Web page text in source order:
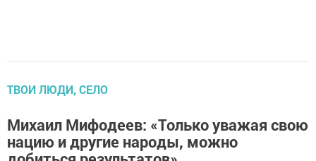
ТВОИ ЛЮДИ, СЕЛО
Михаил Мифодеев: «Только уважая свою
нацию и другие народы, можно